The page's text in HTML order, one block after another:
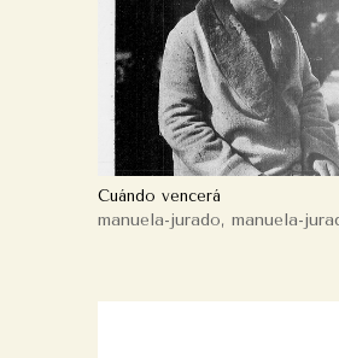
Cuándo vencerá
manuela-jurado, manuela-